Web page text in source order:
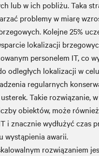
lub w ich pobliżu. Taka
problemy w miarę
Kolejne 25%
lokalizacji
personelem IT, co
odległych lokalizacji w celu
regularnych
Takie rozwiązanie,
obiektów, może
i znacznie wydłużyć czas
wystąpienia awarii.
rozwiązaniem